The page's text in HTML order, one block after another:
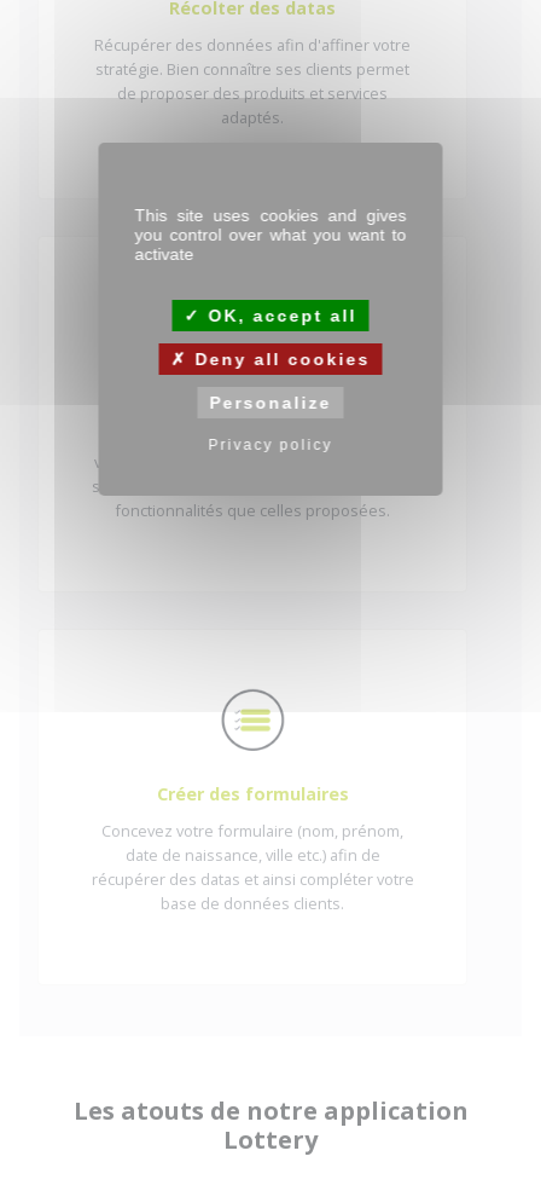
Récolter des datas
Récupérer des données afin d'affiner votre
stratégie. Bien connaître ses clients permet
de proposer des produits et services
adaptés.
Application Kiosk sécurisée
L’accès au système d’exploitation est
verrouillé. Impossible pour un utilisateur de
sortir de l’application ou d’accéder à d’autres
fonctionnalités que celles proposées.
Créer des formulaires
Concevez votre formulaire (nom, prénom,
date de naissance, ville etc.) afin de
récupérer des datas et ainsi compléter votre
base de données clients.
Les atouts de notre application
Lottery
This site uses cookies and gives
you control over what you want to
activate
OK, accept all
Deny all cookies
Personalize
Privacy policy